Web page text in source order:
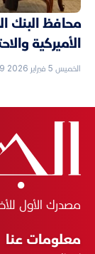
محافظ البنك
الأميركية
الخميس 5 فبراير 2026 08:49 م
مصدرك الأول
معلومات عنا